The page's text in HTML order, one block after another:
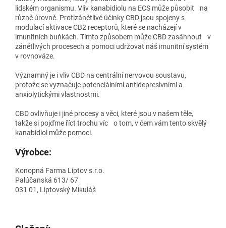
lidském organismu. Vliv kanabidiolu na ECS může působit na
různé úrovně. Protizánětlivé účinky CBD jsou spojeny s
modulací aktivace CB2 receptorů, které se nacházejí v
imunitních buňkách. Tímto způsobem může CBD zasáhnout v
zánětlivých procesech a pomoci udržovat náš imunitní systém
v rovnováze.
Významný je i vliv CBD na centrální nervovou soustavu,
protože se vyznačuje potenciálními antidepresivními a
anxiolytickými vlastnostmi.
CBD ovlivňuje i jiné procesy a věci, které jsou v našem těle,
takže si pojďme říct trochu víc o tom, v čem vám tento skvělý
kanabidiol může pomoci.
Výrobce:
Konopná Farma Liptov s.r.o.
Palúčanská 613/ 67
031 01, Liptovský Mikuláš